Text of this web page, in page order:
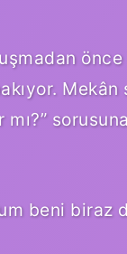
beni biraz